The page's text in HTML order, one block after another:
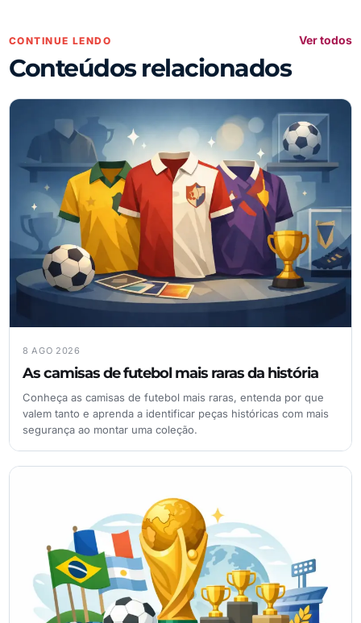
CONTINUE LENDO
Conteúdos relacionados
Ver todos
8 AGO 2026
As camisas de futebol mais raras da história
Conheça as camisas de futebol mais raras, entenda por que
valem tanto e aprenda a identificar peças históricas com mais
segurança ao montar uma coleção.